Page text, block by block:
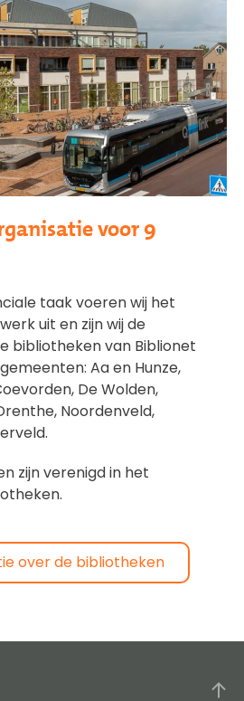
voor 9
taak voeren wij het
uit en zijn wij de
bibliotheken van Biblionet
Aa en Hunze,
De Wolden,
Noordenveld,
zijn verenigd in het
over de bibliotheken